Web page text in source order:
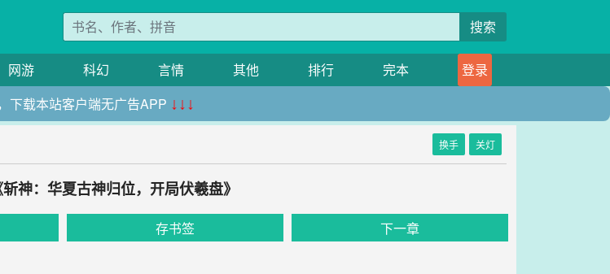
搜索
网游 科幻 言情 其他 排行 完本
登录
下载本站客户端无广告APP ↓↓↓
换手 关灯
神：华夏古神归位，开局伏羲盘》
存书签 下一章